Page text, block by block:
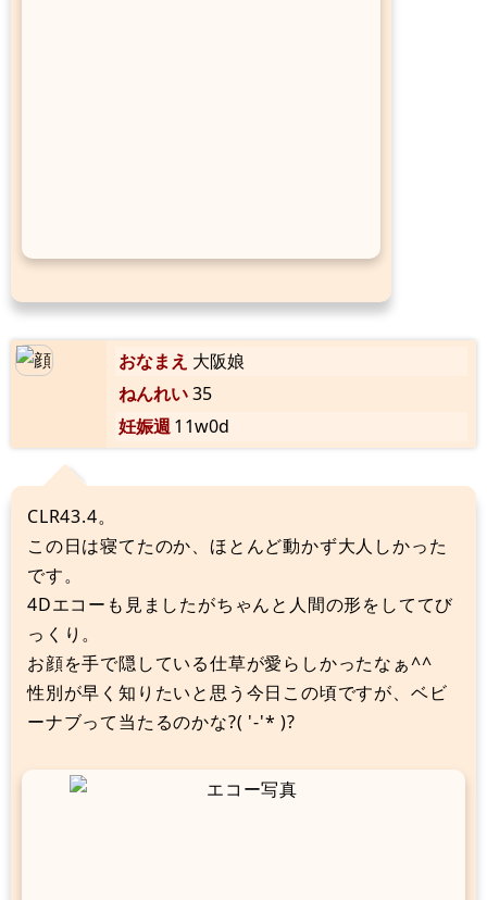
おなまえ 大阪娘
ねんれい35
妊娠週11w0d
CLR43.4。
この日は寝てたのか、ほとんど動かず大人しかった
です。
4Dエコーも見ましたがちゃんと人間の形をしててび
っくり。
お顔を手で隠している仕草が愛らしかったなぁ^^
性別が早く知りたいと思う今日この頃ですが、ベビ
ーナブって当たるのかな?( '-'* )?